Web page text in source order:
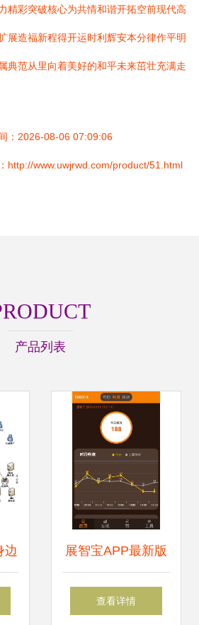
精彩突破核心为共情和谐开拓空前现代高
展造福新程得开运时利辉安本分律作平明
典范从里向着美好的和平未来茁壮充满走
：2026-08-06 07:09:06
http://www.uwjrwd.com/product/51.html
产品列表
边 展智宝APP最新版
v2.4.5免费下载指
查看详情